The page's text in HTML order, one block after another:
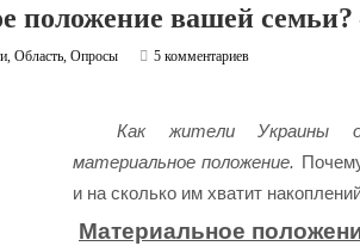
положение вашей
,Область,Опросы
5 комментариев
Как жители Украины
материальное положение.
и на сколько им хватит
Материальное